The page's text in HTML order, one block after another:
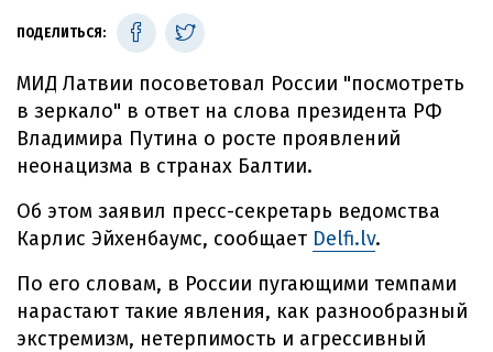
ПОДЕЛИТЬСЯ:
МИД Латвии посоветовал России "посмотреть
в зеркало" в ответ на слова президента РФ
Владимира Путина о росте проявлений
неонацизма в странах Балтии.
Об этом заявил пресс-секретарь ведомства
Карлис Эйхенбаумс, сообщает Delfi.lv.
По его словам, в России пугающими темпами
нарастают такие явления, как разнообразный
экстремизм, нетерпимость и агрессивный